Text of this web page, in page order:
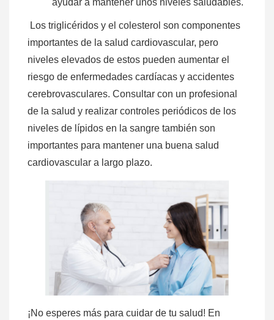
ayudar a mantener unos niveles saludables.
Los triglicéridos y el colesterol son componentes
importantes de la salud cardiovascular, pero
niveles elevados de estos pueden aumentar el
riesgo de enfermedades cardíacas y accidentes
cerebrovasculares. Consultar con un profesional
de la salud y realizar controles periódicos de los
niveles de lípidos en la sangre también son
importantes para mantener una buena salud
cardiovascular a largo plazo.
¡No esperes más para cuidar de tu salud! En